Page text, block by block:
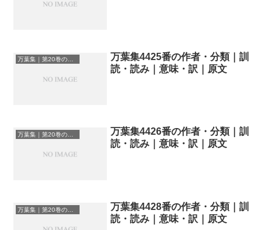
万葉集｜第20巻の和歌一覧
万葉集4425番の作者・分類｜訓
読・読み｜意味・訳｜原文
万葉集｜第20巻の和歌一覧
万葉集4426番の作者・分類｜訓
読・読み｜意味・訳｜原文
万葉集｜第20巻の和歌一覧
万葉集4428番の作者・分類｜訓
読・読み｜意味・訳｜原文